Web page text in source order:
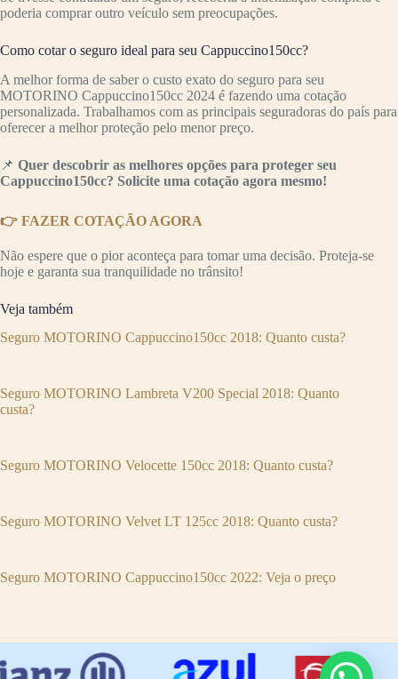
poderia comprar outro veículo sem preocupações.
Como cotar o seguro ideal para seu Cappuccino150cc?
A melhor forma de saber o custo exato do seguro para seu
MOTORINO Cappuccino150cc 2024 é fazendo uma cotação
personalizada. Trabalhamos com as principais seguradoras do país para
oferecer a melhor proteção pelo menor preço.
📌 Quer descobrir as melhores opções para proteger seu
Cappuccino150cc? Solicite uma cotação agora mesmo!
👉 FAZER COTAÇÃO AGORA
Não espere que o pior aconteça para tomar uma decisão. Proteja-se
hoje e garanta sua tranquilidade no trânsito!
Veja também
Seguro MOTORINO Cappuccino150cc 2018: Quanto custa?
Seguro MOTORINO Lambreta V200 Special 2018: Quanto
custa?
Seguro MOTORINO Velocette 150cc 2018: Quanto custa?
Seguro MOTORINO Velvet LT 125cc 2018: Quanto custa?
Seguro MOTORINO Cappuccino150cc 2022: Veja o preço